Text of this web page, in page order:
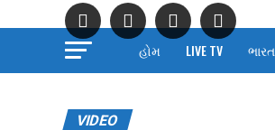
હોમ LIVE TV ભારત
VIDEO